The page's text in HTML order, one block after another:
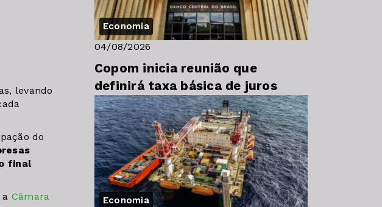
levando
do
final
Câmara
Economia
04/08/2026
Copom inicia reunião que
definirá taxa básica de juros
Economia